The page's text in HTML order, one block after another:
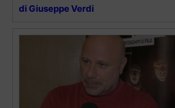
di Giuseppe Verdi